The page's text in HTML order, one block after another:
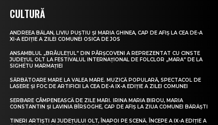
CULTURĂ
ANDREEA BĂLAN, LIVIU PUȘTIU ȘI MARIA GHINEA, CAP DE AFIȘ LA CEA DE-A
XI-A EDIȚIE A ZILEI COMUNEI OSICA DE JOS
ANSAMBLUL „BRÂULEȚUL” DIN PÂRȘCOVENI A REPREZENTAT CU CINSTE
JUDEȚUL OLT LA FESTIVALUL INTERNAȚIONAL DE FOLCLOR „MARA” DE LA
SIGHETU MARMAȚIEI
SĂRBĂTOARE MARE LA VALEA MARE. MUZICĂ POPULARĂ, SPECTACOL DE
LASERE ȘI FOC DE ARTIFICII LA CEA DE-A IX-A EDIȚIE A ZILEI COMUNEI
SERBARE CÂMPENEASCĂ DE ZILE MARI. IRINA MARIA BIROU, MARIA
CONSTANTIN ȘI LAVINIA BÎRSOGHE, CAP DE AFIȘ LA ZIUA COMUNEI BĂRĂȘTI
TINERI ARTIȘTI AI JUDEȚULUI OLT, ÎNAPOI PE SCENĂ. ÎNCEPE A IX-A EDIȚIE A